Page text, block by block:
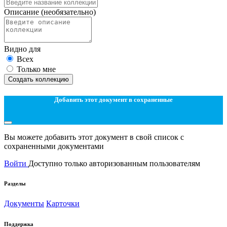
Описание (необязательно)
Видно для
Всех
Только мне
Создать коллекцию
Добавить этот документ в сохраненные
Вы можете добавить этот документ в свой список с
сохраненными документами
Войти Доступно только авторизованным пользователям
Разделы
Документы Карточки
Поддержка